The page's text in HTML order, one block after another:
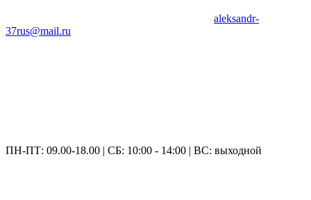
aleksandr-
37rus@mail.ru
ПН-ПТ: 09.00-18.00 | СБ: 10:00 - 14:00 | ВС: выходной